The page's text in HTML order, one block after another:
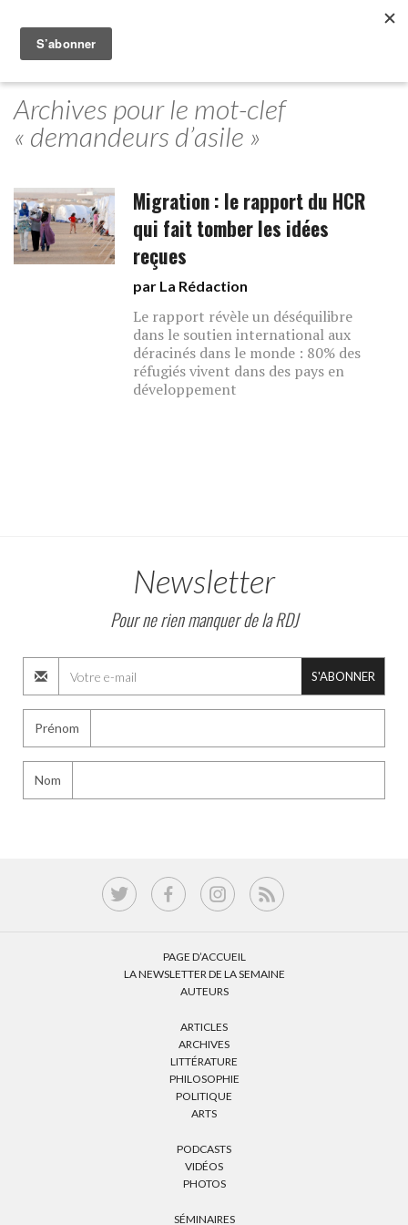
Archives pour le mot-clef
« demandeurs d’asile »
Migration : le rapport du HCR
qui fait tomber les idées
reçues
par La Rédaction
Le rapport révèle un déséquilibre
dans le soutien international aux
déracinés dans le monde : 80% des
réfugiés vivent dans des pays en
développement
Newsletter
Pour ne rien manquer de la RDJ
S'ABONNER
Prénom
Nom
PAGE D’ACCUEIL
LA NEWSLETTER DE LA SEMAINE
AUTEURS
ARTICLES
ARCHIVES
LITTÉRATURE
PHILOSOPHIE
POLITIQUE
ARTS
PODCASTS
VIDÉOS
PHOTOS
SÉMINAIRES